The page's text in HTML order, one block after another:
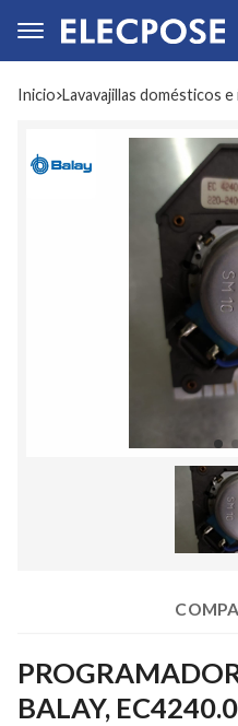
Inicio lavavajillas domésticos
BALAY,